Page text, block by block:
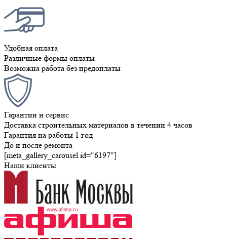
Удобная оплата
Различные формы оплаты
Возможна работа без предоплаты
Гарантии и сервис
Доставка строительных материалов в течении 4 часов
Гарантия на работы 1 год
До и после ремонта
[meta_gallery_carousel id="6197"]
Наши клиенты